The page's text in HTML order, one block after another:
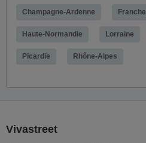
Champagne-Ardenne
Haute-Normandie Lorraine
Picardie Rhône-Alpes
Vivastreet